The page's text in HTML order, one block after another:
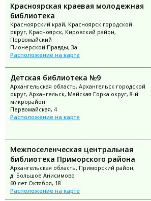
Красноярская краевая молодежная
библиотека
Красноярский край, Красноярск городской
округ, Красноярск, Кировский район,
Первомайский
Пионерской Правды, 3а
Расположение на карте
Детская библиотека №9
Архангельская область, Архангельск городской
округ, Архангельск, Майская Горка округ, 8-й
микрорайон
Первомайская, 4
Расположение на карте
Межпоселенческая центральная
библиотека Приморского района
Архангельская область, Приморский район,
д. Большое Анисимово
60 лет Октября, 18
Расположение на карте